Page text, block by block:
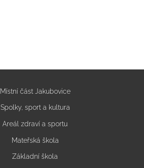
Místní část Jakubovice
Spolky, sport a kultura
Areál zdraví a sportu
Mateřská škola
Základní škola